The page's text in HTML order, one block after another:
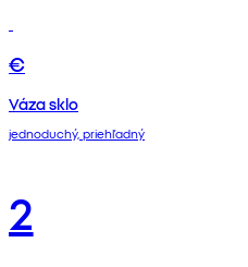
€
Váza sklo
jednoduchý, priehľadný
2